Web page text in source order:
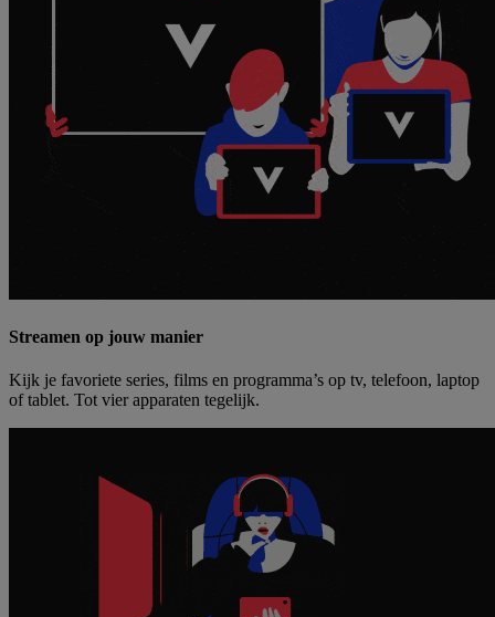
Streamen op jouw manier
Kijk je favoriete series, films en programma’s op tv, telefoon, laptop
of tablet. Tot vier apparaten tegelijk.